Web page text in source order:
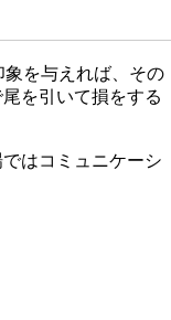
象を与えれば、その
を引いて損をする
はコミュニケーシ